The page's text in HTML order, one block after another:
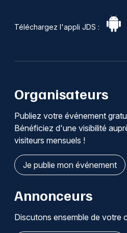
Téléchargez l'appli JDS :
Organisateurs
Publiez votre événement
Bénéficiez d'une visibilité
visiteurs mensuels !
Je publie mon événement
Annonceurs
Discutons ensemble de votre